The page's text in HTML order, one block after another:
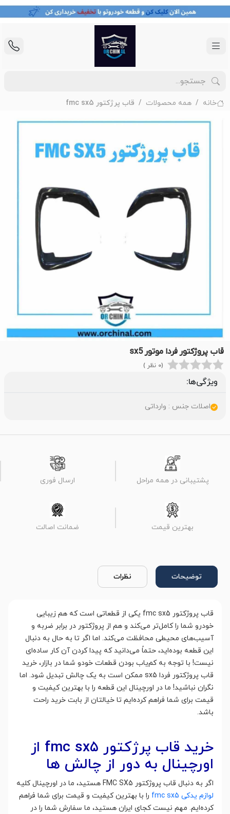
خانه همه محصولات قاب پرژکتور fmc sx5
قاب پروژکتور فردا موتور sx5
(0 نظر )
ویژگی‌ها:
اصلات جنس : وارداتی
پشتیبانی در همه مراحل ارسال فوری
بهترین قیمت ضمانت اصالت
توضیحات نظرات
قاب پروژکتور fmc sx5 یکی از قطعاتی است که هم زیبایی
خودرو شما را کامل‌تر می‌کند و هم از پروژکتور در برابر ضربه و
آسیب‌های محیطی محافظت می‌کند. اما اگر تا به حال به دنبال
این قطعه بوده‌اید، حتماً می‌دانید که پیدا کردن آن کار ساده‌ای
نیست! با توجه به کم‌یاب بودن قطعات خودو شما در بازار، خرید
قاب پروژکتور فردا sx5 ممکن است به یک چالش تبدیل شود. اما
نگران نباشید! ما در اورچینال این قطعه را با بهترین کیفیت و
قیمت برای شما فراهم کرده‌ایم تا خیالتان از بابت خرید راحت
باشد.
خرید قاب پرژکتور fmc sx5 از
اورچینال به دور از چالش ها
اگر به دنبال قاب پروژکتور FMC SX5 هستید، ما در اورچینال کلیه
لوازم یدکی fmc sx5
را با بهترین کیفیت و قیمت برای شما فراهم
کرده‌ایم. مهم نیست کجای ایران هستید، ما سفارش شما را در